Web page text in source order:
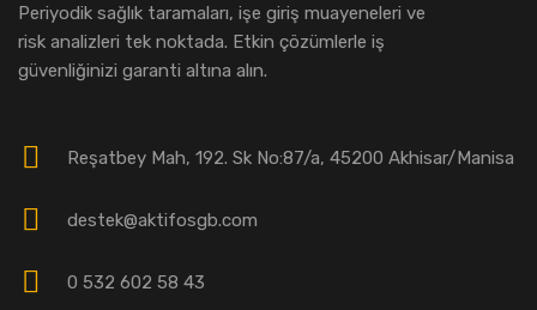
Periyodik sağlık taramaları, işe giriş muayeneleri ve
risk analizleri tek noktada. Etkin çözümlerle iş
güvenliğinizi garanti altına alın.
Reşatbey Mah, 192. Sk No:87/a, 45200 Akhisar/Manisa
destek@aktifosgb.com
0 532 602 58 43